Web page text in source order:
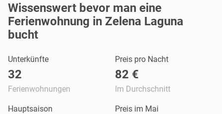
Wissenswert bevor man eine
Ferienwohnung in Zelena Laguna
bucht
Unterkünfte
32
Ferienwohnungen
Preis pro Nacht
82 €
Im Durchschnitt
Hauptsaison Preis im Mai